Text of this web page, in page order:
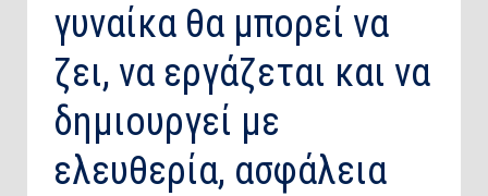
γυναίκα θα μπορεί να
ζει, να εργάζεται και να
δημιουργεί με
ελευθερία, ασφάλεια